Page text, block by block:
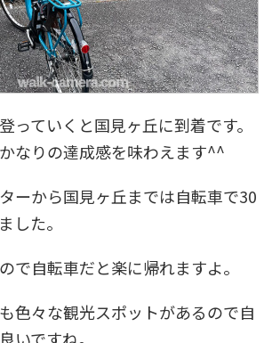
っていくと国見ヶ丘に到着です。
なりの達成感を味わえます^^
ーから国見ヶ丘までは自転車で30
した。
で自転車だと楽に帰れますよ。
色々な観光スポットがあるので自